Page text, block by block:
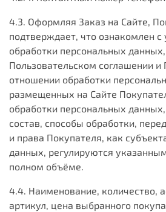
4.3. Оформляя Заказ на Сайте,
подтверждает, что ознакомлен с
обработки персональных
Пользовательском соглашении и
отношении обработки
размещенных на Сайте
обработки персональных
состав, способы обработки,
и права Покупателя, как
данных, регулируются
полном объёме.
4.4. Наименование, количество,
артикул, цена выбранного